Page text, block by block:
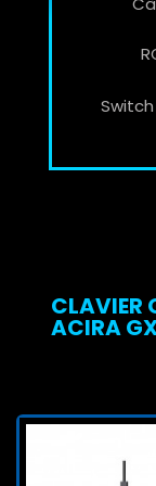
CLAVIER
ACIRA